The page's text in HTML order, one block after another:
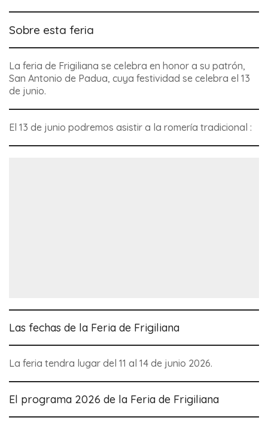
Sobre esta feria
La feria de Frigiliana se celebra en honor a su patrón,
San Antonio de Padua, cuya festividad se celebra el 13
de junio.
El 13 de junio podremos asistir a la romería tradicional :
Las fechas de la Feria de Frigiliana
La feria tendra lugar del 11 al 14 de junio 2026.
El programa 2026 de la Feria de Frigiliana